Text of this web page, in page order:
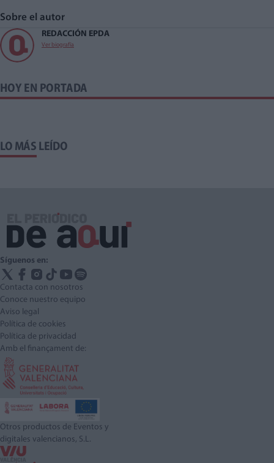
Sobre el autor
REDACCIÓN EPDA
Ver biografía
HOY EN PORTADA
LO MÁS LEÍDO
Síguenos en:
Contacta con nosotros
Conoce nuestro equipo
Aviso legal
Política de cookies
Política de privacidad
Amb el finançament de:
Otros productos de Eventos y
digitales valencianos, S.L.